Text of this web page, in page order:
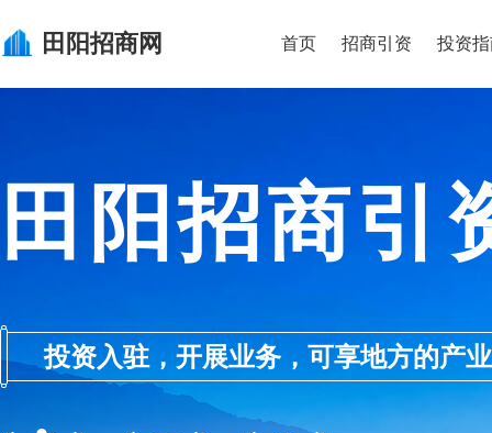
田阳招商网 首页 招商引资 投资
田阳招商引
投资入驻，开展业务，可享地方的产